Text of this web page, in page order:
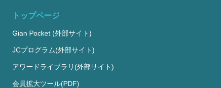
トップページ
Gian Pocket (外部サイト)
JCプログラム(外部サイト)
アワードライブラリ(外部サイト)
会員拡大ツール(PDF)